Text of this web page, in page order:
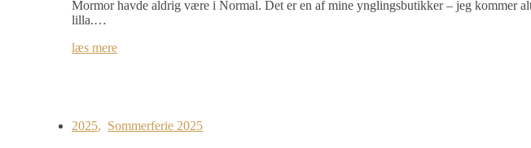
Mormor havde aldrig være i Normal. Det er en af mine ynglingsbutikker – jeg kommer
lilla.…
læs mere
2025, Sommerferie 2025